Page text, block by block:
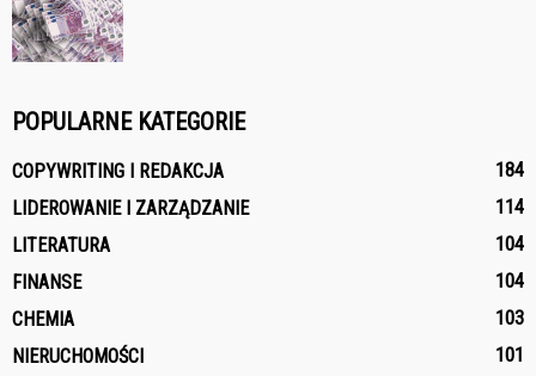
POPULARNE KATEGORIE
COPYWRITING I REDAKCJA
184
LIDEROWANIE I ZARZĄDZANIE
114
LITERATURA
104
FINANSE
104
CHEMIA
103
NIERUCHOMOŚCI
101